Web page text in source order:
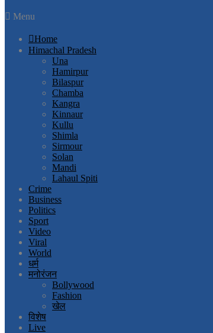
Menu
Home
Himachal Pradesh
Una
Hamirpur
Bilaspur
Chamba
Kangra
Kinnaur
Kullu
Shimla
Sirmour
Solan
Mandi
Lahaul Spiti
Crime
Business
Politics
Sport
Video
Viral
World
धर्म
मनोरंजन
Bollywood
Fashion
खेल
विशेष
Live